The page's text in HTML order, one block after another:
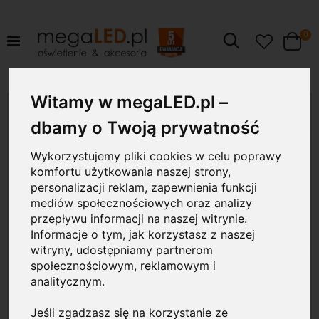
Witamy w megaLED.pl –
dbamy o Twoją prywatność
Wykorzystujemy pliki cookies w celu poprawy
komfortu użytkowania naszej strony,
personalizacji reklam, zapewnienia funkcji
mediów społecznościowych oraz analizy
przepływu informacji na naszej witrynie.
Informacje o tym, jak korzystasz z naszej
witryny, udostępniamy partnerom
społecznościowym, reklamowym i
analitycznym.
Jeśli zgadzasz się na korzystanie ze
Szukaj Cart
0
Przejdź
koniec
galerii
6W